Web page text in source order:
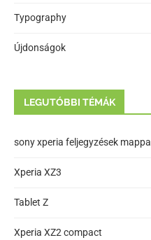
Typography
Újdonságok
LEGUTÓBBI TÉMÁK
sony xperia feljegyzések mappa
Xperia XZ3
Tablet Z
Xperia XZ2 compact